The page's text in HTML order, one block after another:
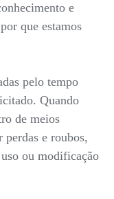
e
que estamos
pelo tempo
Quando
de meios
e roubos,
ou modificação